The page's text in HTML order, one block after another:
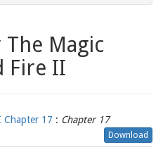
Magic
Fire II
Chapter 17 : Chapter 17
Download